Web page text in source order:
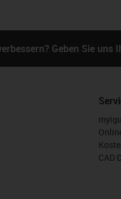
Geben Sie uns
CAD